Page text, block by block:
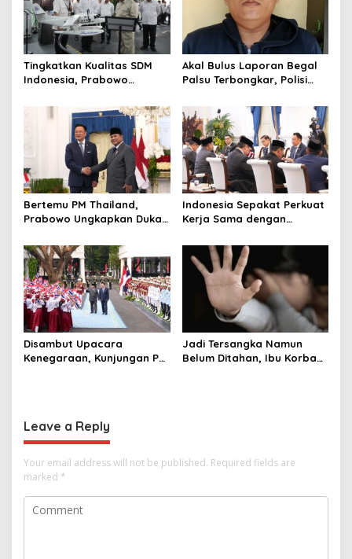
Tingkatkan Kualitas SDM
Indonesia, Prabowo
hingga Undang Universitas
Terbaik Dunia
Akal Bulus Laporan Begal
Palsu Terbongkar, Polisi
Perusahaan untuk Crypto
Bertemu PM Thailand,
Prabowo Ungkapkan Duka
Selamat Ulang Tahun ke
Raja Thailand
Indonesia Sepakat Perkuat
Kerja Sama dengan
hingga Ekonomi Digital
Disambut Upacara
Kenegaraan, Kunjungan PM
Jadi Tersangka Namun
Belum Ditahan, Ibu Korban
Leave a Reply
Your email address will not be published. Required fields are
marked *